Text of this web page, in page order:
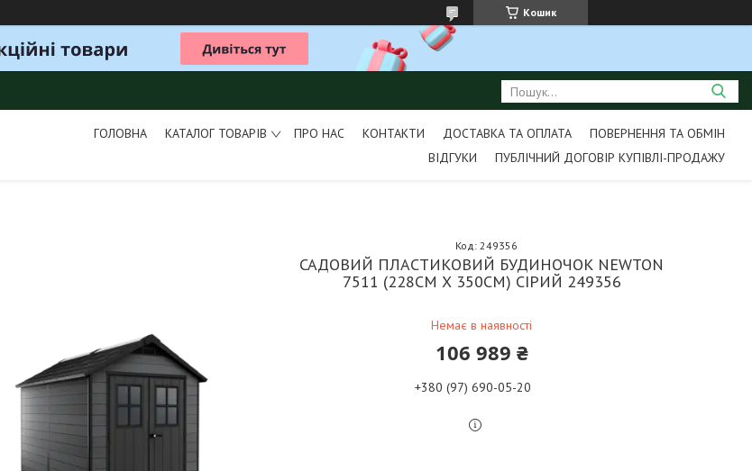
Кошик
ГОЛОВНА КАТАЛОГ ТОВАРІВ ПРО НАС КОНТАКТИ ДОСТАВКА ТА ОПЛАТА
ПОВЕРНЕННЯ ТА ОБМІН
ВІДГУКИ
ПУБЛІЧНИЙ ДОГОВІР КУПІВЛІ-ПРОДАЖУ
САДОВИЙ ПЛАСТИКОВИЙ БУДИНОЧОК NEWTON
7511 (228СМ Х 350СМ) СІРИЙ 249356
Немає в наявності
Код: 249356
106 989 ₴
+380 (97) 690-05-20